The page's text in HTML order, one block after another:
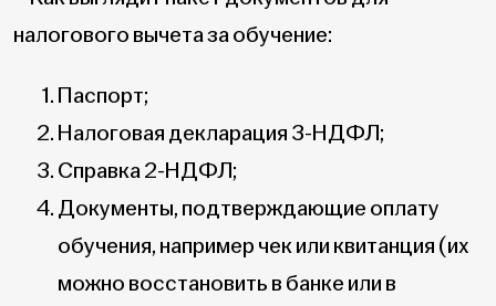
налогового вычета за обучение:
Паспорт;
Налоговая декларация 3-НДФЛ;
Справка 2-НДФЛ;
Документы, подтверждающие оплату
обучения, например чек или квитанция (их
можно восстановить в банке или в